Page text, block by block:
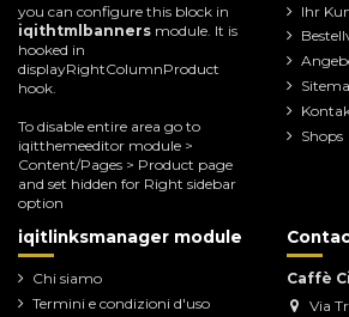
you can configure this block in
iqithtmlbanners module. It is
hooked in
displayRightColumnProduct
hook.
To disable entire area go to
iqitthemeeditor module >
Content/Pages > Product page
and set hidden for Right sidebar
option
Ihr
Shops
iqitlinksmanager module
Chi siamo
Termini e condizioni d'uso
Caffè
Via